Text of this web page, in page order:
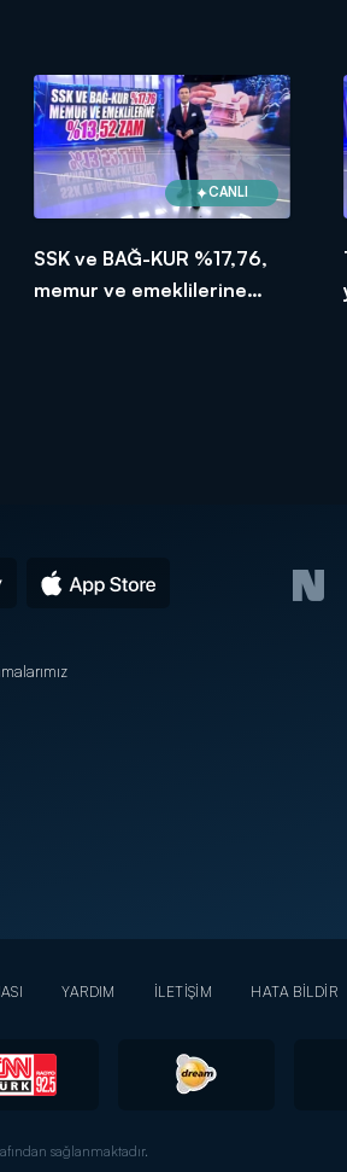
CANLI
SSK ve BAĞ-KUR %17,76,
memur ve emeklilerine
YARDIM İLETİŞİM HATA BİLDİR
sağlanmaktadır.